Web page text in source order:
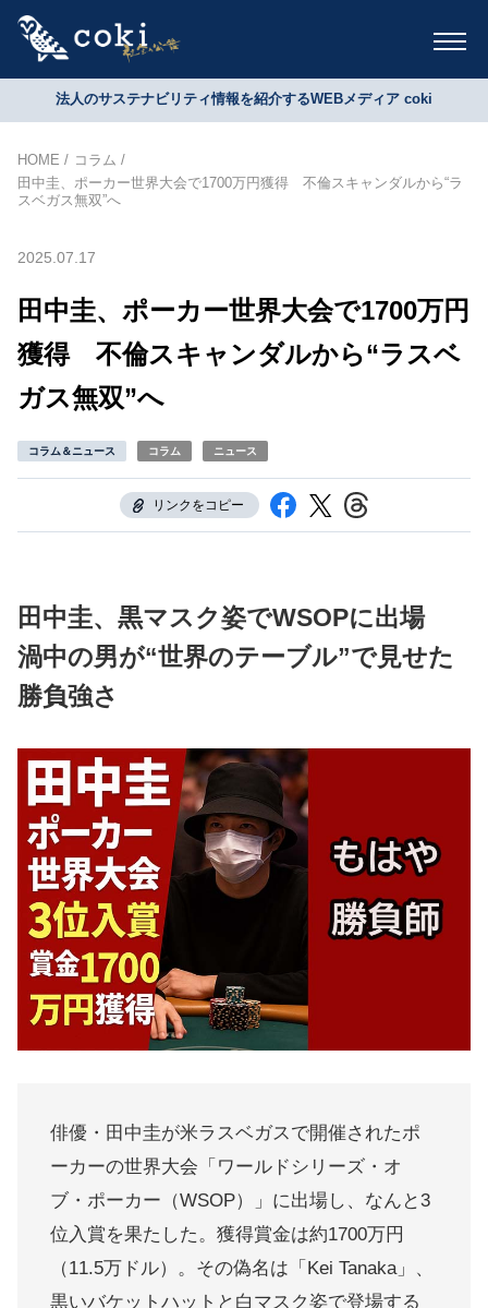
法人のサステナビリティ情報を紹介するWEBメディア coki
HOME
コラム
田中圭、ポーカー世界大会で1700万円獲得 不倫スキャンダルから“ラ
スベガス無双”へ
2025.07.17
田中圭、ポーカー世界大会で1700万円
獲得 不倫スキャンダルから“ラスベ
ガス無双”へ
コラム＆ニュース コラム ニュース
リンクをコピー
田中圭、黒マスク姿でWSOPに出場
渦中の男が“世界のテーブル”で見せた
勝負強さ
俳優・田中圭が米ラスベガスで開催されたポ
ーカーの世界大会「ワールドシリーズ・オ
ブ・ポーカー（WSOP）」に出場し、なんと3
位入賞を果たした。獲得賞金は約1700万円
（11.5万ドル）。その偽名は「Kei Tanaka」、
黒いバケットハットと白マスク姿で登場する